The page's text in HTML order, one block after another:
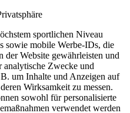
sportlichen Niveau
sowie mobile Werbe-IDs, die
der Website gewährleisten und
analytische Zwecke und
um Inhalte und Anzeigen auf
Wirksamkeit zu messen.
sowohl für personalisierte
verwendet werden